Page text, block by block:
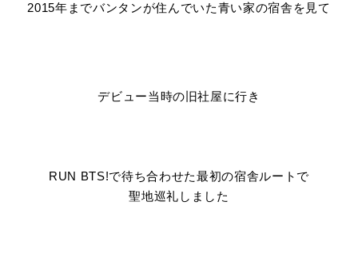
2015年までバンタンが住んでいた青い家の宿舎を見て
デビュー当時の旧社屋に行き
RUN BTS!で待ち合わせた最初の宿舎ルートで
聖地巡礼しました